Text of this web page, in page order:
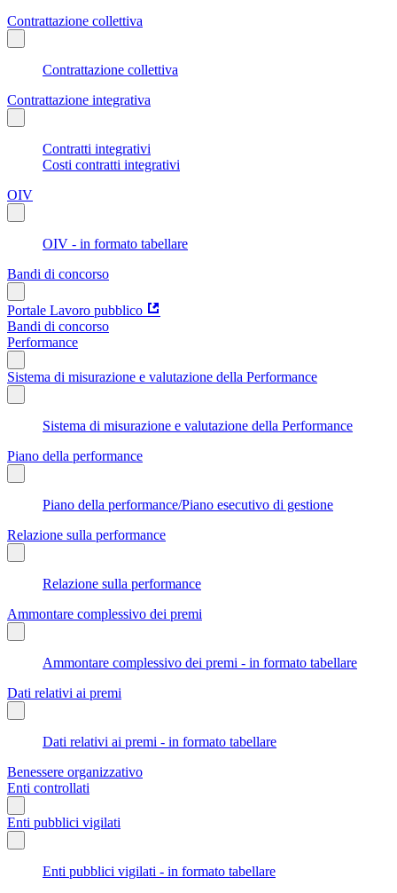
Contrattazione collettiva
Contrattazione collettiva
Contrattazione integrativa
Contratti integrativi
Costi contratti integrativi
OIV
OIV - in formato tabellare
Bandi di concorso
Portale Lavoro pubblico
Bandi di concorso
Performance
Sistema di misurazione e valutazione della Performance
Sistema di misurazione e valutazione della Performance
Piano della performance
Piano della performance/Piano esecutivo di gestione
Relazione sulla performance
Relazione sulla performance
Ammontare complessivo dei premi
Ammontare complessivo dei premi - in formato tabellare
Dati relativi ai premi
Dati relativi ai premi - in formato tabellare
Benessere organizzativo
Enti controllati
Enti pubblici vigilati
Enti pubblici vigilati - in formato tabellare